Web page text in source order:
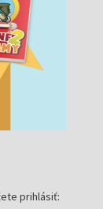
prihlásiť: